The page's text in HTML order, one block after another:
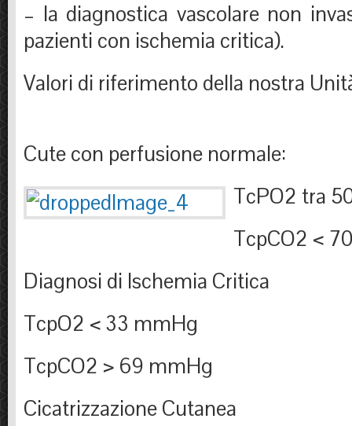
– la diagnostica vascolare non
pazienti con ischemia critica).
Valori di riferimento della nostra
Cute con perfusione normale:
TcPO2 tra
TcpCO2 <
Diagnosi di Ischemia Critica
TcpO2 < 33 mmHg
TcpCO2 > 69 mmHg
Cicatrizzazione Cutanea